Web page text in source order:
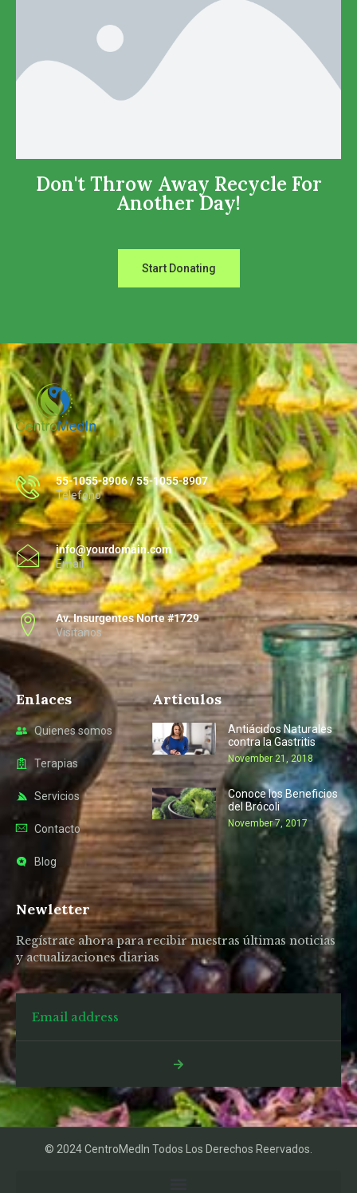
Don't Throw Away Recycle For
Another Day!
Start Donating
55-1055-8906 / 55-1055-8907
Telefono
info@yourdomain.com
Email
Av. Insurgentes Norte #1729
Visitanos
Enlaces
Quienes somos
Terapias
Servicios
Contacto
Blog
Articulos
Antiácidos Naturales
contra la Gastritis
November 21, 2018
Conoce los Beneficios
del Brócoli
November 7, 2017
Newletter
Regístrate ahora para recibir nuestras últimas noticias
y actualizaciones diarias
© 2024 CentroMedIn Todos Los Derechos Reervados.